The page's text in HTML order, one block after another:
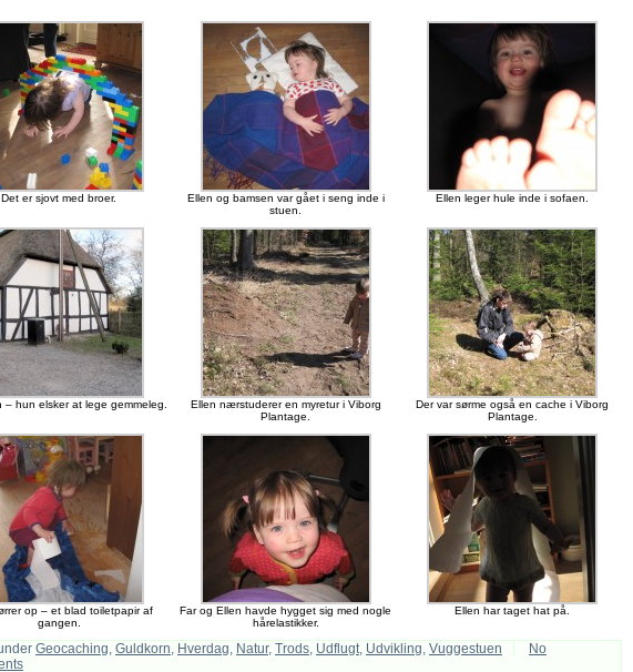
Det er sjovt med broer.
Ellen og bamsen var gået i seng inde i
stuen.
Ellen leger hule inde i sofaen.
– hun elsker at lege gemmeleg.
Ellen nærstuderer en myretur i Viborg
Plantage.
Der var sørme også en cache i Viborg
Plantage.
op – et blad toiletpapir af
gangen.
Far og Ellen havde hygget sig med nogle
hårelastikker.
Ellen har taget hat på.
Geocaching, Guldkorn, Hverdag, Natur, Trods, Udflugt, Udvikling, Vuggestuen
No